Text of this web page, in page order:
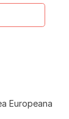
Europeana